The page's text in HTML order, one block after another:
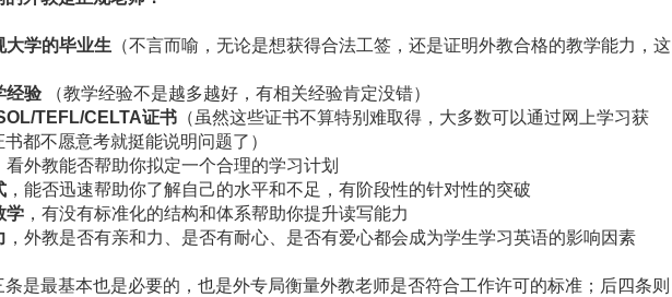
大学的毕业生 （不言而喻，无论是想获得合法工签，还是证明外教合格的教学能力，这
经验 （教学经验不是越多越好，有相关经验肯定没错）
TEFL/CELTA证书 （虽然这些证书不算特别难取得，大多数可以通过网上学习获
都不愿意考就挺能说明问题了）
看外教能否帮助你拟定一个合理的学习计划
，能否迅速帮助你了解自己的水平和不足，有阶段性的针对性的突破
学 ，有没有标准化的结构和体系帮助你提升读写能力
，外教是否有亲和力、是否有耐心、是否有爱心都会成为学生学习英语的影响因素
条是最基本也是必要的，也是外专局衡量外教老师是否符合工作许可的标准；后四条则